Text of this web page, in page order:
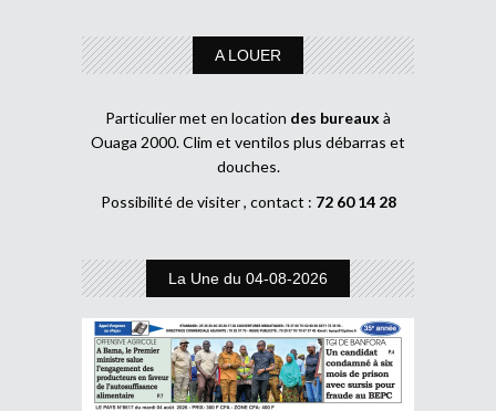
A LOUER
Particulier met en location des bureaux à
Ouaga 2000. Clim et ventilos plus débarras et
douches.
Possibilité de visiter , contact : 72 60 14 28
La Une du 04-08-2026